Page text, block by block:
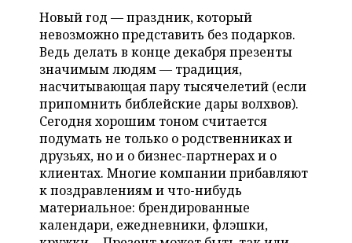
КОРОЛИ ГОСЗАКАЗА ПФО
ВУЗЫ ТАТАРСТАНА
КОМУ ПРИНАДЛЕЖАТ
ТОРГОВЫЕ ЦЕНТРЫ
ТАТАРСТАНА
ФИНАНСЫ
БАНКИ
БЮДЖЕТ
ИНВЕСТИЦИИ
НОВОСТИ
ПРОМЫШЛЕННОСТИ
АГРОПРОМ
МАШИНОСТРОЕНИЕ
НЕФТЕХИМИЯ
НЕФТЬ
ОПК
ЭНЕРГЕТИКА
НЕДВИЖИМОСТЬ
НОВОСТИ НЕДВИЖИМОСТИ
АВТО
НОВОСТИ АВТО
БИЗНЕС
НОВОСТИ БИЗНЕСА
РОЗНИЧНАЯ ТОРГОВЛЯ
ТРАНСПОРТ
УСЛУГИ
ТЕХНОЛОГИИ
НОВОСТИ ТЕХНОЛОГИЙ
МЕДИА
МЕРОПРИЯТИЯ
НОВОСТИ МЕРОПРИЯТИЙ
ВЫЕЗДНАЯ РЕДАКЦИЯ
СПОРТ
НОВОСТИ СПОРТА
ОБЩЕСТВО
Новый год — праздник, который
невозможно представить без подарков.
Ведь делать в конце декабря презенты
значимым людям — традиция,
насчитывающая пару тысячелетий (если
припомнить библейские дары волхвов).
Сегодня хорошим тоном считается
подумать не только о родственниках и
друзьях, но и о бизнес-партнерах и о
клиентах. Многие компании прибавляют
к поздравлениям и что-нибудь
материальное: брендированные
календари, ежедневники, флэшки,